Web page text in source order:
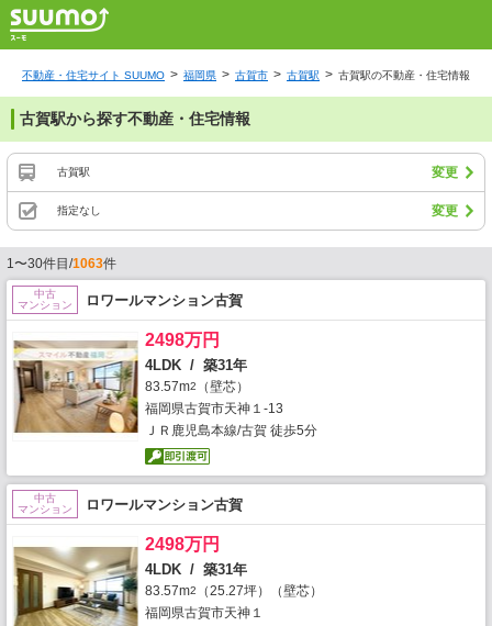
不動産・住宅サイト SUUMO 福岡県 古賀市 古賀駅 古賀駅の不動産・住宅情報
古賀駅から探す不動産・住宅情報
古賀駅 変更
指定なし 変更
1〜30件目/1063件
中古
マンション
ロワールマンション古賀
2498万円
4LDK / 築31年
83.57m2
（壁芯）
福岡県古賀市天神１-13
ＪＲ鹿児島本線/古賀 徒歩5分
中古
マンション
ロワールマンション古賀
2498万円
4LDK / 築31年
83.57m2
（25.27坪）（壁芯）
福岡県古賀市天神１